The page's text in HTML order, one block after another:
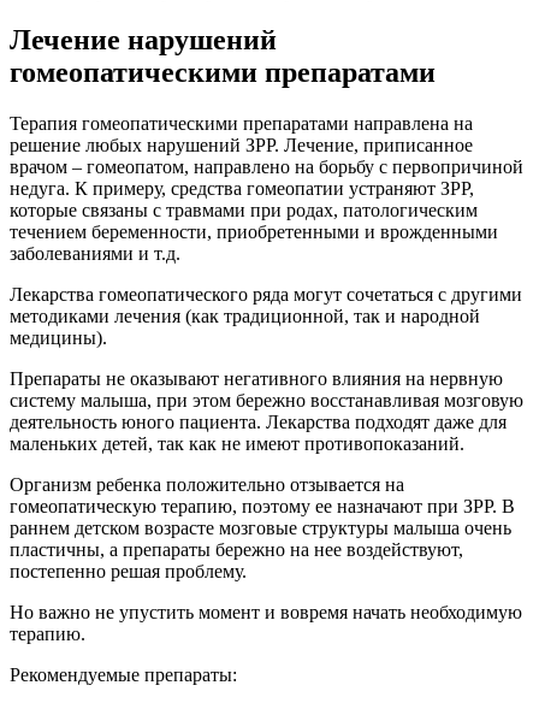
Лечение нарушений
гомеопатическими препаратами
Терапия гомеопатическими препаратами направлена на
решение любых нарушений ЗРР. Лечение, приписанное
врачом – гомеопатом, направлено на борьбу с первопричиной
недуга. К примеру, средства гомеопатии устраняют ЗРР,
которые связаны с травмами при родах, патологическим
течением беременности, приобретенными и врожденными
заболеваниями и т.д.
Лекарства гомеопатического ряда могут сочетаться с другими
методиками лечения (как традиционной, так и народной
медицины).
Препараты не оказывают негативного влияния на нервную
систему малыша, при этом бережно восстанавливая мозговую
деятельность юного пациента. Лекарства подходят даже для
маленьких детей, так как не имеют противопоказаний.
Организм ребенка положительно отзывается на
гомеопатическую терапию, поэтому ее назначают при ЗРР. В
раннем детском возрасте мозговые структуры малыша очень
пластичны, а препараты бережно на нее воздействуют,
постепенно решая проблему.
Но важно не упустить момент и вовремя начать необходимую
терапию.
Рекомендуемые препараты: